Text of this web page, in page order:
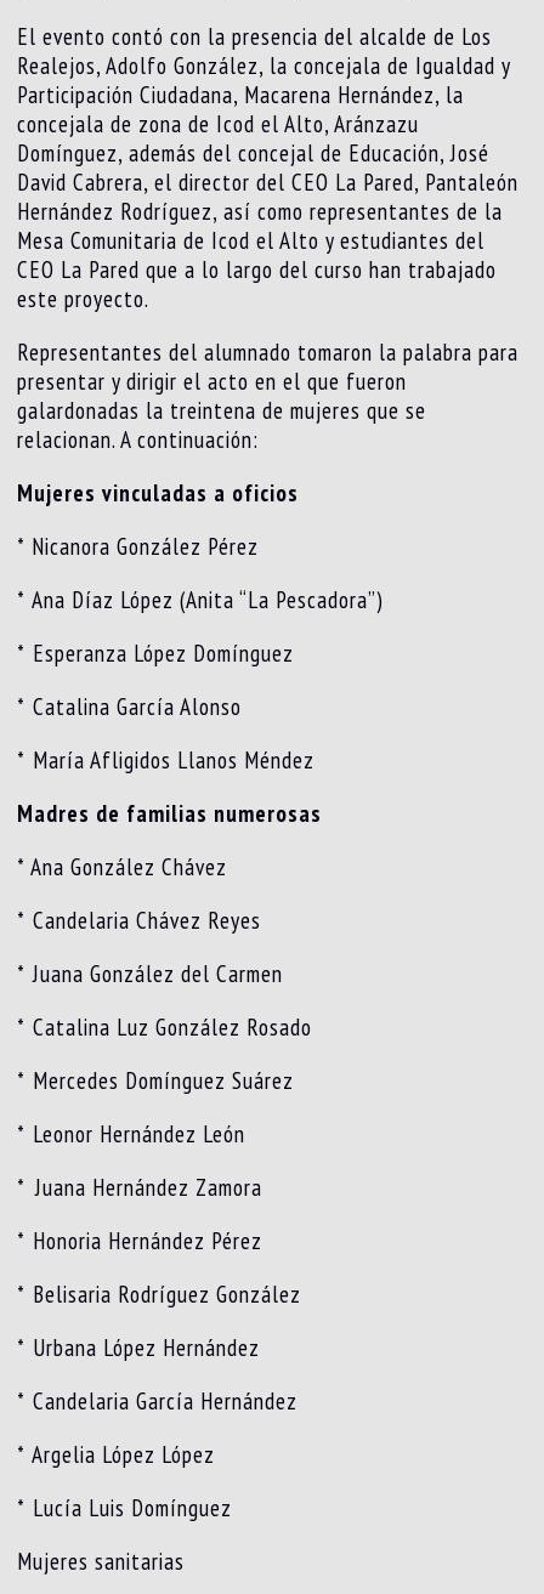
El evento contó con la presencia del alcalde de Los
Realejos, Adolfo González, la concejala de Igualdad y
Participación Ciudadana, Macarena Hernández, la
concejala de zona de Icod el Alto, Aránzazu
Domínguez, además del concejal de Educación, José
David Cabrera, el director del CEO La Pared, Pantaleón
Hernández Rodríguez, así como representantes de la
Mesa Comunitaria de Icod el Alto y estudiantes del
CEO La Pared que a lo largo del curso han trabajado
este proyecto.
Representantes del alumnado tomaron la palabra para
presentar y dirigir el acto en el que fueron
galardonadas la treintena de mujeres que se
relacionan. A continuación:
Mujeres vinculadas a oficios
* Nicanora González Pérez
* ⁠Ana Díaz López (Anita “La Pescadora”)
* ⁠Esperanza López Domínguez
* ⁠Catalina García Alonso
* ⁠María Afligidos Llanos Méndez
Madres de familias numerosas
* Ana González Chávez
* ⁠Candelaria Chávez Reyes
* ⁠Juana González del Carmen
* ⁠Catalina Luz González Rosado
* ⁠Mercedes Domínguez Suárez
* ⁠Leonor Hernández León
* ⁠⁠⁠Juana Hernández Zamora
* ⁠Honoria Hernández Pérez
* ⁠Belisaria Rodríguez González
* ⁠Urbana López Hernández
* ⁠Candelaria García Hernández
* ⁠Argelia López López
* ⁠Lucía Luis Domínguez
Mujeres sanitarias